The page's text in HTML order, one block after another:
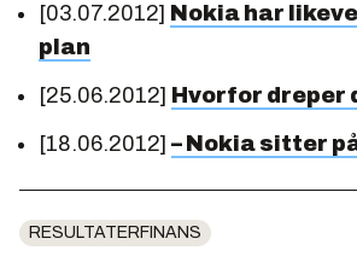
[03.07.2012] Nokia har
plan
[25.06.2012] Hvorfor dreper
[18.06.2012] – Nokia sitter
RESULTATERFINANS